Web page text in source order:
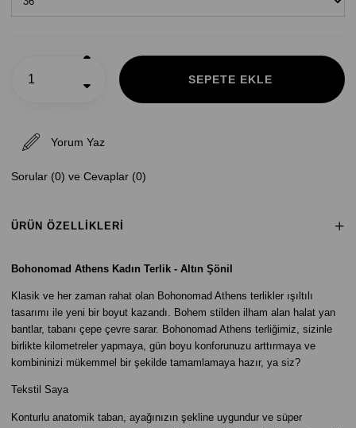
Yorum Yaz
Sorular (0) ve Cevaplar (0)
ÜRÜN ÖZELLIKLERI
Bohonomad Athens Kadın Terlik - Altın Şönil
Klasik ve her zaman rahat olan Bohonomad Athens terlikler ışıltılı
tasarımı ile yeni bir boyut kazandı. Bohem stilden ilham alan halat yan
bantlar, tabanı çepe çevre sarar. Bohonomad Athens terliğimiz, sizinle
birlikte kilometreler yapmaya, gün boyu konforunuzu arttırmaya ve
kombininizi mükemmel bir şekilde tamamlamaya hazır, ya siz?
Tekstil Saya
Konturlu anatomik taban, ayağınızın şekline uygundur ve süper